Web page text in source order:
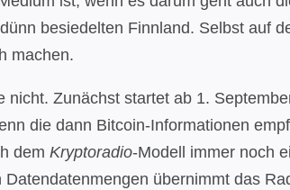
besiedelten Finnland. Selbst auf
machen.
Zunächst startet ab 1.
die dann Bitcoin-Informationen
demKryptoradio-Modell immer noch
übernimmt das